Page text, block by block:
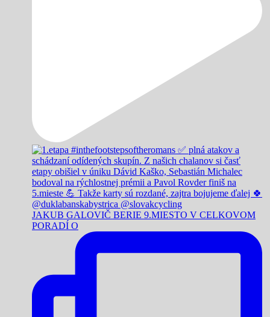
JAKUB GALOVIČ BERIE 9.MIESTO V CELKOVOM
PORADÍ O